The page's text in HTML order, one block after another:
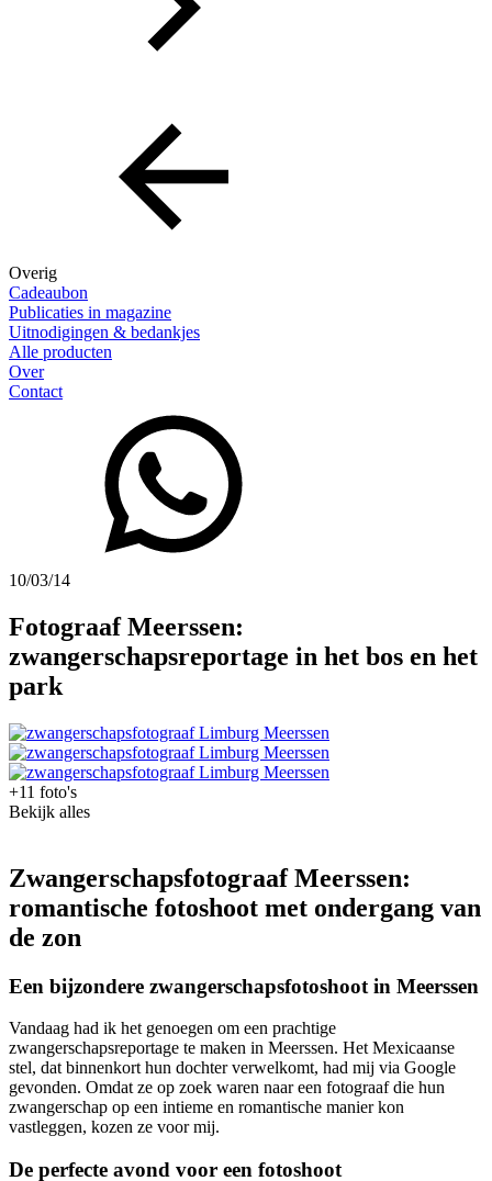
Overig
Cadeaubon
Publicaties in magazine
Uitnodigingen & bedankjes
Alle producten
Over
Contact
10/03/14
Fotograaf Meerssen:
zwangerschapsreportage in het bos en het
park
+11 foto's
Bekijk alles
Zwangerschapsfotograaf Meerssen:
romantische fotoshoot met ondergang van
de zon
Een bijzondere zwangerschapsfotoshoot in Meerssen
Vandaag had ik het genoegen om een prachtige
zwangerschapsreportage te maken in Meerssen. Het Mexicaanse
stel, dat binnenkort hun dochter verwelkomt, had mij via Google
gevonden. Omdat ze op zoek waren naar een fotograaf die hun
zwangerschap op een intieme en romantische manier kon
vastleggen, kozen ze voor mij.
De perfecte avond voor een fotoshoot